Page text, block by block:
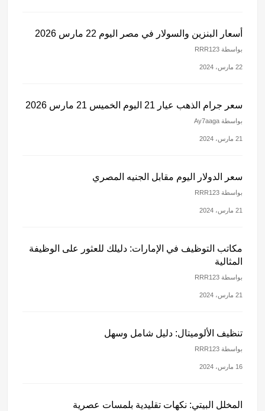
أسعار البنزين والسولار في مصر اليوم 22 مارس 2026
بواسطة RRR123
22 مارس، 2024
سعر جرام الذهب عيار 21 اليوم الخميس 21 مارس 2026
بواسطة Ay7aaga
21 مارس، 2024
سعر الدولار اليوم مقابل الجنيه المصري
بواسطة RRR123
21 مارس، 2024
مكاتب التوظيف في الإمارات: دليلك للعثور على الوظيفة
المثالية
بواسطة RRR123
21 مارس، 2024
تنظيف الألوميتال: دليل شامل وسهل
بواسطة RRR123
16 مارس، 2024
المخلل البيتي: نكهات تقليدية بلمسات عصرية